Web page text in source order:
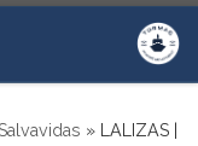
»
LALIZAS |